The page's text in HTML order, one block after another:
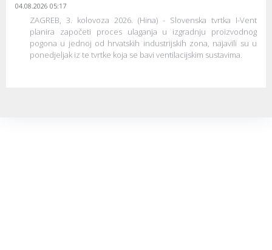
04.08.2026 05:17
ZAGREB, 3. kolovoza 2026. (Hina) - Slovenska tvrtka I-Vent
planira započeti proces ulaganja u izgradnju proizvodnog
pogona u jednoj od hrvatskih industrijskih zona, najavili su u
ponedjeljak iz te tvrtke koja se bavi ventilacijskim sustavima.